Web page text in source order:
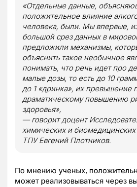
«Отдельные данные,
положительное влияние
человека, были. Мы впервые,
большой срез данных в
предложили механизмы,
объяснить такое необычное
понимать, что речь идет про
малые дозы, то есть до 10
до 1 «дринка», их превышение
драматическому повышению
здоровья»,
— говорит доцент
химических и биомедицинских
ТПУ Евгений Плотников.
По мнению ученых,
может реализовываться через